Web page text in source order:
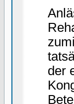
der